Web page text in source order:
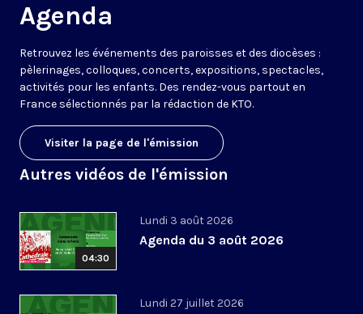
Agenda
Retrouvez les événements des paroisses et des diocèses :
pèlerinages, colloques, concerts, expositions, spectacles,
activités pour les enfants. Des rendez-vous partout en
France sélectionnés par la rédaction de KTO.
Visiter la page de l'émission
Autres vidéos de l'émission
04:30
Lundi 3 août 2026
Agenda du 3 août 2026
Lundi 27 juillet 2026